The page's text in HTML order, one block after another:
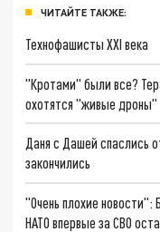
ЧИТАЙТЕ ТАКЖЕ:
Технофашисты XXI века
"Кротами" были все?
охотятся "живые дроны"
Даня с Дашей спаслись
закончились
"Очень плохие
НАТО впервые за СВО